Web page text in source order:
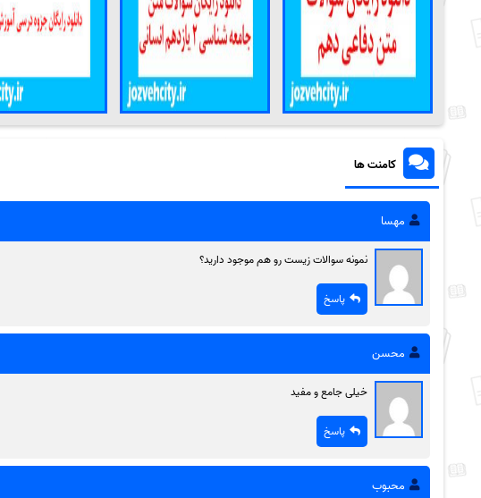
کامنت ها
مهسا
نمونه سوالات زیست رو هم موجود دارید؟
پاسخ
محسن
خیلی جامع و مفید
پاسخ
محبوب